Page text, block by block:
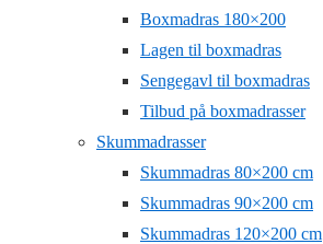
Boxmadras 180×200
Lagen til boxmadras
Sengegavl til boxmadras
Tilbud på boxmadrasser
Skummadrasser
Skummadras 80×200 cm
Skummadras 90×200 cm
Skummadras 120×200 cm